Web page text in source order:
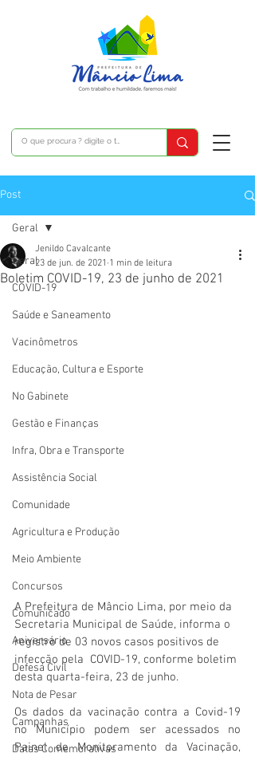
Post
Geral
COVID-19
Saúde e Saneamento
Vacinômetros
Educação, Cultura e Esporte
No Gabinete
Gestão e Finanças
Infra, Obra e Transporte
Assistência Social
Comunidade
Agricultura e Produção
Meio Ambiente
Concursos
Comunicado
Aniversário
Defesa Civil
Nota de Pesar
Campanhas
Datas Comemorativas
Geral
Boletim COVID-19, 23 de junho de 2021
Jenildo Cavalcante
23 de jun. de 2021 1 min de leitura
A Prefeitura de Mâncio Lima, por meio da
Secretaria Municipal de Saúde, informa o
registro de 03 novos casos positivos de
infecção pela  COVID-19, conforme boletim
desta quarta-feira, 23 de junho.
Os dados da vacinação contra a Covid-19
no Município podem ser acessados no
Painel de Monitoramento da Vacinação,